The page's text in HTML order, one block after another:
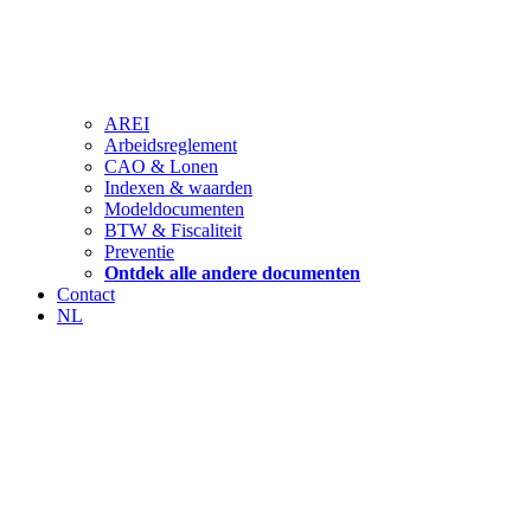
AREI
Arbeidsreglement
CAO & Lonen
Indexen & waarden
Modeldocumenten
BTW & Fiscaliteit
Preventie
Ontdek alle andere documenten
Contact
NL